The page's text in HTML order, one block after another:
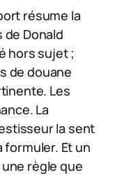
résume la
Donald
hors sujet ;
de douane
Les
La
la sent
formuler. Et un
règle que